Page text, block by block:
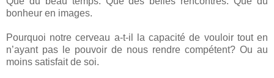
bonheur en images.
Pourquoi notre cerveau a-t-il la capacité de vouloir tout en
n’ayant pas le pouvoir de nous rendre compétent? Ou au
moins satisfait de soi.